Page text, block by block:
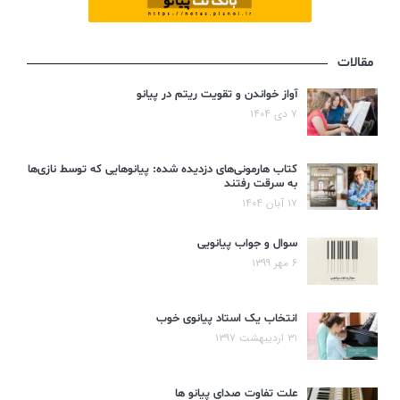
مقالات
آواز خواندن و تقویت ریتم در پیانو
۷ دی ۱۴۰۴
کتاب هارمونی‌های دزدیده شده: پیانوهایی که توسط نازی‌ها
به سرقت رفتند
۱۷ آبان ۱۴۰۴
سوال و جواب پیانویی
۶ مهر ۱۳۹۹
انتخاب یک استاد پیانوی خوب
۳۱ اردیبهشت ۱۳۹۷
علت تفاوت صدای پیانو ها